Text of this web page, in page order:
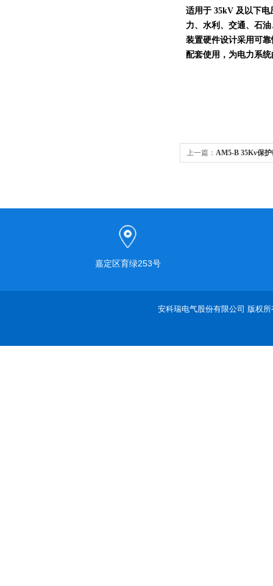
适用于 35kV 及以下
力、水利、交通、石
装置硬件设计采用可
配套使用，为电力系
上一篇： AM5-B 35Kv保
嘉定区育绿253号
安科瑞电气股份有限公司 版权